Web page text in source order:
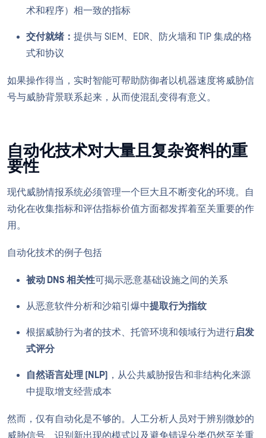
术和程序）相一致的指标
交付就绪： 提供与 SIEM、EDR、防火墙和 TIP 集成的格
式和协议
如果操作得当，实时智能可帮助防御者以机器速度将威胁信
号与威胁背景联系起来，从而使混乱变得有意义。
自动化技术对大量且复杂资料的重
要性
现代威胁情报系统必须管理一个巨大且不断变化的环境。自
动化在收集指标和评估指标价值方面都发挥着至关重要的作
用。
自动化技术的例子包括
被动 DNS 相关性可揭示恶意基础设施之间的关系
从恶意软件分析和沙箱引爆中提取行为指纹
根据威胁行为者的技术、托管环境和领域行为进行启发
式评分
自然语言处理 (NLP) ，从公共威胁报告和非结构化来源
中提取增支经营成本
然而，仅有自动化是不够的。人工分析人员对于辨别微妙的
威胁信号、识别新出现的模式以及避免错误分类仍然至关重